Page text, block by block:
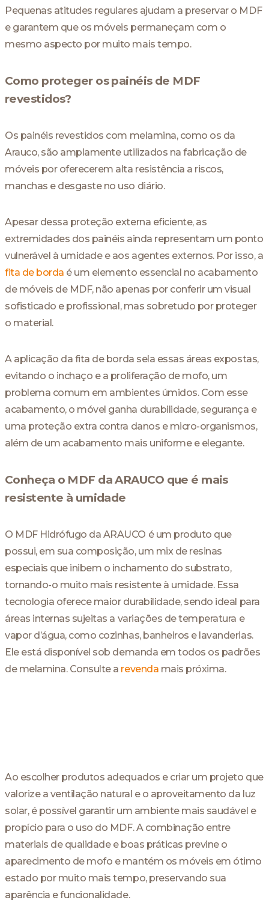
Pequenas atitudes regulares ajudam a preservar o MDF
e garantem que os móveis permaneçam com o
mesmo aspecto por muito mais tempo.
Como proteger os painéis de MDF
revestidos?
Os painéis revestidos com melamina, como os da
Arauco, são amplamente utilizados na fabricação de
móveis por oferecerem alta resistência a riscos,
manchas e desgaste no uso diário.
Apesar dessa proteção externa eficiente, as
extremidades dos painéis ainda representam um ponto
vulnerável à umidade e aos agentes externos. Por isso, a
fita de borda é um elemento essencial no acabamento
de móveis de MDF, não apenas por conferir um visual
sofisticado e profissional, mas sobretudo por proteger
o material.
A aplicação da fita de borda sela essas áreas expostas,
evitando o inchaço e a proliferação de mofo, um
problema comum em ambientes úmidos. Com esse
acabamento, o móvel ganha durabilidade, segurança e
uma proteção extra contra danos e micro-organismos,
além de um acabamento mais uniforme e elegante.
Conheça o MDF da ARAUCO que é mais
resistente à umidade
O MDF Hidrófugo da ARAUCO é um produto que
possui, em sua composição, um mix de resinas
especiais que inibem o inchamento do substrato,
tornando-o muito mais resistente à umidade. Essa
tecnologia oferece maior durabilidade, sendo ideal para
áreas internas sujeitas a variações de temperatura e
vapor d’água, como cozinhas, banheiros e lavanderias.
Ele está disponível sob demanda em todos os padrões
de melamina. Consulte a revenda mais próxima.
Ao escolher produtos adequados e criar um projeto que
valorize a ventilação natural e o aproveitamento da luz
solar, é possível garantir um ambiente mais saudável e
propício para o uso do MDF. A combinação entre
materiais de qualidade e boas práticas previne o
aparecimento de mofo e mantém os móveis em ótimo
estado por muito mais tempo, preservando sua
aparência e funcionalidade.